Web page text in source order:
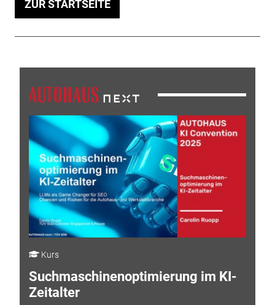
ZUR STARTSEITE
Kurs
Suchmaschinenoptimierung im KI-
Zeitalter